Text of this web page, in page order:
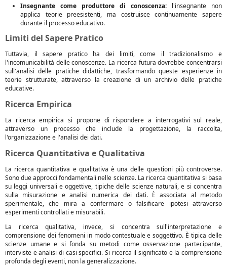
Insegnante come produttore di conoscenza: l'insegnante non
applica teorie preesistenti, ma costruisce continuamente sapere
durante il processo educativo.
Limiti del Sapere Pratico
Tuttavia, il sapere pratico ha dei limiti, come il tradizionalismo e
l'incomunicabilità delle conoscenze. La ricerca futura dovrebbe concentrarsi
sull'analisi delle pratiche didattiche, trasformando queste esperienze in
teorie strutturate, attraverso la creazione di un archivio delle pratiche
educative.
Ricerca Empirica
La ricerca empirica si propone di rispondere a interrogativi sul reale,
attraverso un processo che include la progettazione, la raccolta,
l'organizzazione e l'analisi dei dati.
Ricerca Quantitativa e Qualitativa
La ricerca quantitativa e qualitativa è una delle questioni più controverse.
Sono due approcci fondamentali nelle scienze. La ricerca quantitativa si basa
su leggi universali e oggettive, tipiche delle scienze naturali, e si concentra
sulla misurazione e analisi numerica dei dati. È associata al metodo
sperimentale, che mira a confermare o falsificare ipotesi attraverso
esperimenti controllati e misurabili.
La ricerca qualitativa, invece, si concentra sull'interpretazione e
comprensione dei fenomeni in modo contestuale e soggettivo. È tipica delle
scienze umane e si fonda su metodi come osservazione partecipante,
interviste e analisi di casi specifici. Si ricerca il significato e la comprensione
profonda degli eventi, non la generalizzazione.